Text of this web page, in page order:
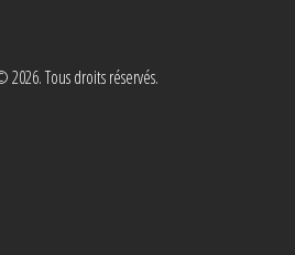
2026. Tous droits réservés.